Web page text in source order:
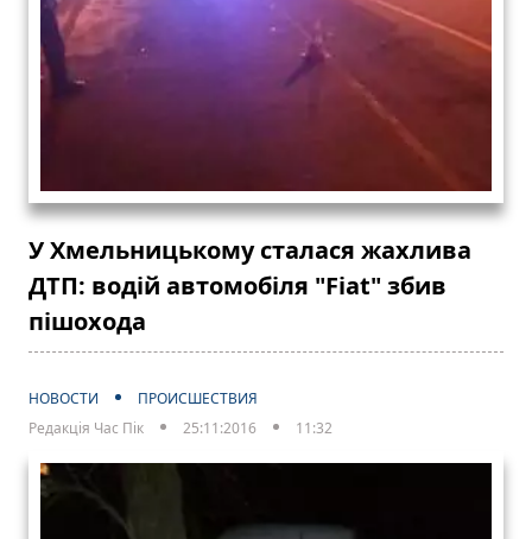
У Хмельницькому сталася жахлива
ДТП: водій автомобіля "Fiat" збив
пішохода
НОВОСТИ
ПРОИСШЕСТВИЯ
Редакція Час Пік
25:11:2016 11:32